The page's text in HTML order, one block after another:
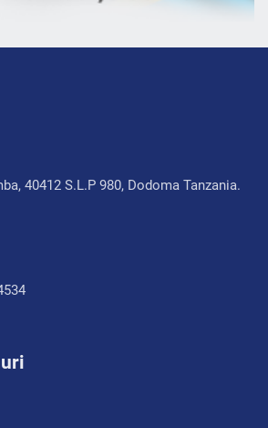
40412 S.L.P 980, Dodoma Tanzania.